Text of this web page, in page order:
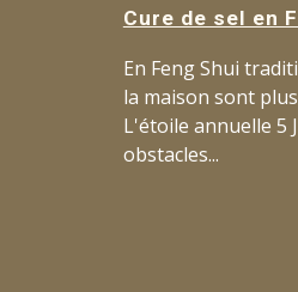
Cure de sel en
En Feng Shui
la maison sont
L'étoile annuelle 5
obstacles...